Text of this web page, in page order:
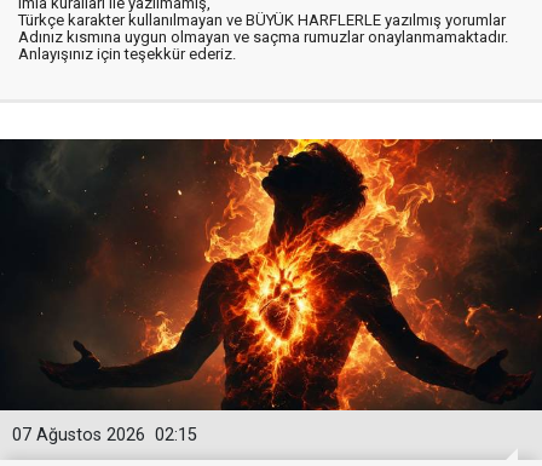
Türkçe karakter kullanılmayan ve BÜYÜK HARFLERLE yazılmış yorumlar
Adınız kısmına uygun olmayan ve saçma rumuzlar onaylanmamaktadır.
Anlayışınız için teşekkür ederiz.
02:15
07 Ağustos 2026